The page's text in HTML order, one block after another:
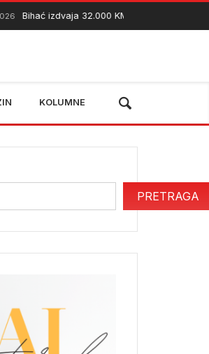
Bihać izdvaja 32.000 KM za podršku mladim
KOLUMNE
PRETRAGA